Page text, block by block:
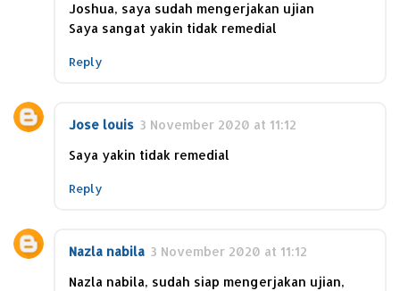
Joshua, saya sudah mengerjakan ujian
Saya sangat yakin tidak remedial
Reply
Jose louis 3 November 2020 at 11:12
Saya yakin tidak remedial
Reply
Nazla nabila 3 November 2020 at 11:12
Nazla nabila, sudah siap mengerjakan ujian,